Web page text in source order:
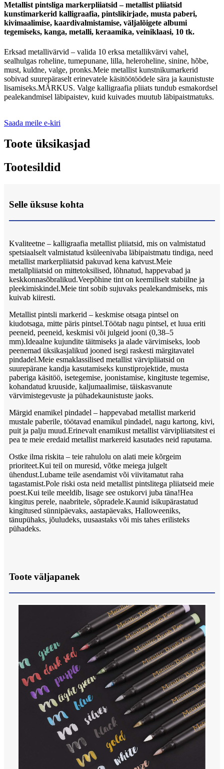
Metallist pintsliga markerpliiatsid – metallist pliiatsid
kunstimarkerid kalligraafia, pintslikirjade, musta paberi,
kivimaalimise, kaardivalmistamise, väljalõigete albumi
tegemiseks, kanga, metalli, keraamika, veiniklaasi, 10 tk.
Erksad metallivärvid – valida 10 erksa metallikvärvi vahel,
sealhulgas roheline, tumepunane, lilla, heleroheline, sinine, hõbe,
must, kuldne, valge, pronks.Meie metallist kunstnikumarkerid
sobivad suurepäraselt erinevatele käsitöötöödele sära ja kaunistuste
lisamiseks.MÄRKUS. Valge kalligraafia pliiats tundub esmakordsel
pealekandmisel läbipaistev, kuid kuivades muutub läbipaistmatuks.
Saada meile e-kiri
Toote üksikasjad
Tootesildid
Selle üksuse kohta
Kvaliteetne – kalligraafia metallist pliiatsid, mis on valmistatud
spetsiaalselt valmistatud ksüleenivaba läbipaistmatu tindiga, need
metallist markerpliiatsid pakuvad kena katvust.Meie
metallpliiatsid on mittetoksilised, lõhnatud, happevabad ja
keskkonnasõbralikud.Veepõhine tint on keemiliselt stabiilne ja
pleekimiskindel.Meie tint sobib sujuvaks pealekandmiseks, mis
kuivab kiiresti.
Metallist pintsli markerid – keskmise otsaga pintsel on
kiudotsaga, mitte päris pintsel.Töötab nagu pintsel, et luua eriti
peeneid, peeneid, keskmisi või julgeid jooni (0,38–5
mm).Ideaalne kujundite täitmiseks ja alade värvimiseks, loob
peenemad üksikasjalikud jooned isegi raskesti märgitavatel
pindadel.Meie esmaklassilised metallist värvipliiatsid on
suurepärane kandja kasutamiseks kunstiprojektide, musta
paberiga käsitöö, isetegemise, joonistamise, kingituste tegemise,
kohandatud kruuside, kaljumaalimise, täiskasvanute
värvimistegevuste ja pühadekaunistuste jaoks.
Märgid enamikel pindadel – happevabad metallist markerid
mustale paberile, töötavad enamikul pindadel, nagu kartong, kivi,
puit ja palju muud.Erinevalt enamikust metallist värvipliiatsitest ei
pea te meie eredaid metallist markereid kasutades neid raputama.
Ostke ilma riskita – teie rahulolu on alati meie kõrgeim
prioriteet.Kui teil on muresid, võtke meiega julgelt
ühendust.Lubame teile asendamist või viivitamatut raha
tagastamist.Pole riski osta neid metallist pintslitega pliiatseid meie
poest.Kui teile meeldib, lisage see ostukorvi juba täna!Hea
kingitus perele, naabritele, sõpradele.Kaunid isikupärastatud
kingitused sünnipäevaks, aastapäevaks, Halloweeniks,
tänupühaks, jõuludeks, uusaastaks või mis tahes erilisteks
pühadeks.
Toote väljapanek